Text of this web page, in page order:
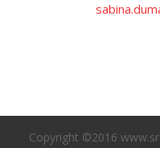
Copyright ©2016